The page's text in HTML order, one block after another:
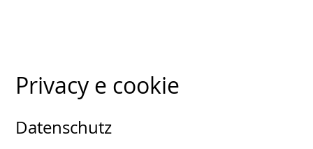
Privacy e cookie
Datenschutz